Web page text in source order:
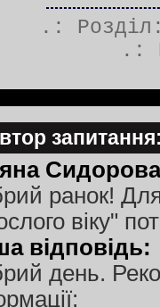
.:
.:
ранок!
віку"
відповідь:
день.